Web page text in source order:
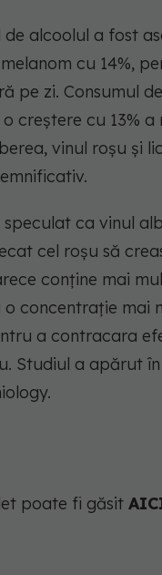
de alcoolul a fost
cu 14%,
pe zi. Consumul
creștere cu 13% a
vinul roșu și
ca vinul
cel roșu să
conține mai
o concentrație mai
a contracara
Studiul a apărut
poate fi găsit